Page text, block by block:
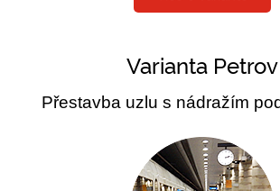
Varianta Petrov
Přestavba uzlu s nádražím